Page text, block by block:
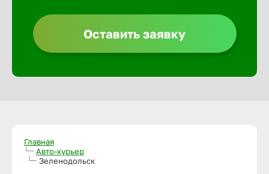
Оставить заявку
Главная
Авто-курьер
Зеленодольск